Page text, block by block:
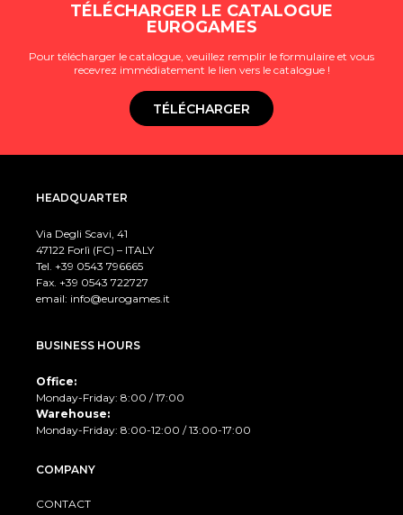
TÉLÉCHARGER LE CATALOGUE
EUROGAMES
Pour télécharger le catalogue, veuillez remplir le formulaire et vous
recevrez immédiatement le lien vers le catalogue !
TÉLÉCHARGER
HEADQUARTER
Via Degli Scavi, 41
47122 Forlì (FC) – ITALY
Tel. +39 0543 796665
Fax. +39 0543 722727
email: info@eurogames.it
BUSINESS HOURS
Office:
Monday-Friday: 8:00 / 17:00
Warehouse:
Monday-Friday: 8:00-12:00 / 13:00-17:00
COMPANY
CONTACT